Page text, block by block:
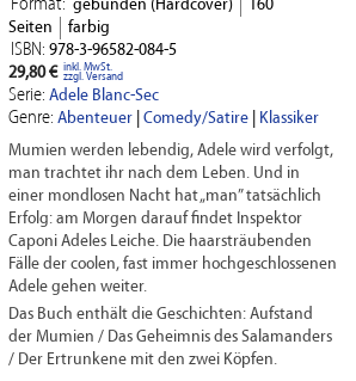
Format: gebunden (Hardcover)
160
Seiten
farbig
ISBN: 978-3-96582-084-5
29,80 € inkl. MwSt.
zzgl. Versand
Serie: Adele Blanc-Sec
Genre: Abenteuer| Comedy/Satire| Klassiker
Mumien werden lebendig, Adele wird verfolgt,
man trachtet ihr nach dem Leben. Und in
einer mondlosen Nacht hat „man” tatsächlich
Erfolg: am Morgen darauf findet Inspektor
Caponi Adeles Leiche. Die haarsträubenden
Fälle der coolen, fast immer hochgeschlossenen
Adele gehen weiter.
Das Buch enthält die Geschichten: Aufstand
der Mumien / Das Geheimnis des Salamanders
/ Der Ertrunkene mit den zwei Köpfen.